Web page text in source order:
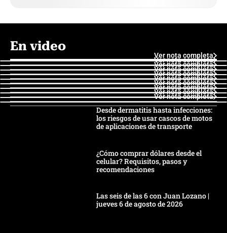
En video
Ver nota completa
Ver nota completa
Ver nota completa
Ver nota completa
Ver nota completa
Ver nota completa
Ver nota completa
Ver nota completa
Ver nota completa
Ver nota completa
Desde dermatitis hasta infecciones:
los riesgos de usar cascos de motos
de aplicaciones de transporte
¿Cómo comprar dólares desde el
celular? Requisitos, pasos y
recomendaciones
Las seis de las 6 con Juan Lozano |
jueves 6 de agosto de 2026